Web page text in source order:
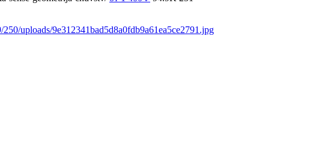
uploads/9e312341bad5d8a0fdb9a61ea5ce2791.jpg